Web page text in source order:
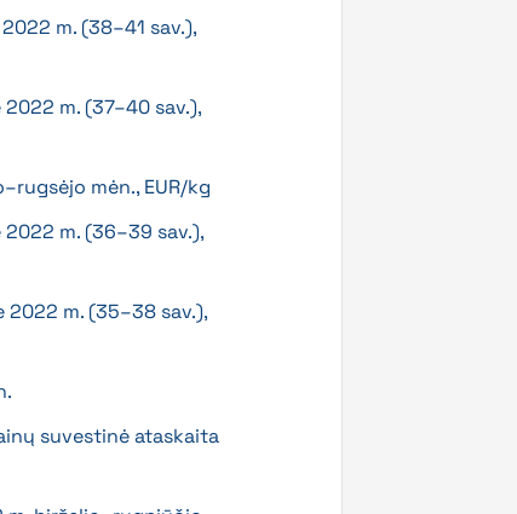
m. (38–41 sav.),
m. (37–40 sav.),
mėn., EUR/kg
m. (36–39 sav.),
m. (35–38 sav.),
suvestinė ataskaita